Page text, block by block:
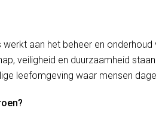
aan het beheer en onderhoud
veiligheid en duurzaamheid
leefomgeving waar mensen